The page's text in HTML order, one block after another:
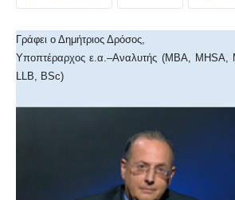
Γράφει ο Δημήτριος Δρόσος,
Υποπτέραρχος ε.α.–Αναλυτής (MBA, ΜΗSΑ,
LLB, BSc)